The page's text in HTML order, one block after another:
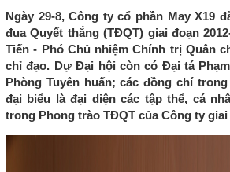
Ngày 29-8, Công ty cổ phần May X19
đua Quyết thắng (TĐQT) giai đoạn
Tiến - Phó Chủ nhiệm Chính trị Quân
chỉ đạo. Dự Đại hội còn có Đại tá
Phòng Tuyên huấn; các đồng chí
đại biểu là đại diện các tập thể, cá
trong Phong trào TĐQT của Công ty giai